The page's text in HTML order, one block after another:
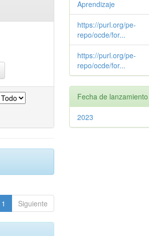
1 Siguiente
Aprendizaje
https://purl.org/pe-
repo/ocde/for...
https://purl.org/pe-
repo/ocde/for...
Fecha de lanzamiento
2023